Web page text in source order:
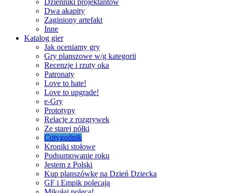
Dwa akapity
Zaginiony artefakt
Inne
Katalog gier
Jak oceniamy gry
Gry planszowe w/g kategorii
Recenzje i rzuty oka
Patronaty
Love to hate!
Love to upgrade!
e-Gry
Prototypy
Relacje z rozgrywek
Ze starej półki
Cotygodnik
Kroniki stołowe
Podsumowanie roku
Jestem z Polski
Kup planszówkę na Dzień Dziecka
GF i Empik polecają